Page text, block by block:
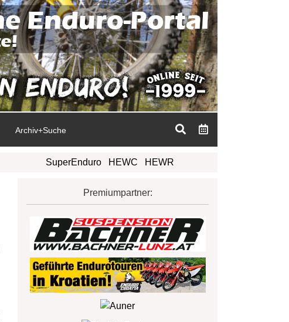
Archiv+Suche
SuperEnduro HEWC HEWR
Premiumpartner: